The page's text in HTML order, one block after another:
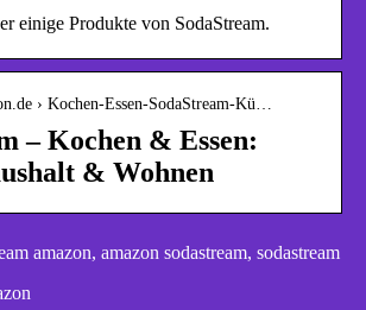
einige Produkte von SodaStream.
› Kochen-Essen-SodaStream-Kü…
– Kochen & Essen:
& Wohnen
amazon, amazon sodastream, sodastream